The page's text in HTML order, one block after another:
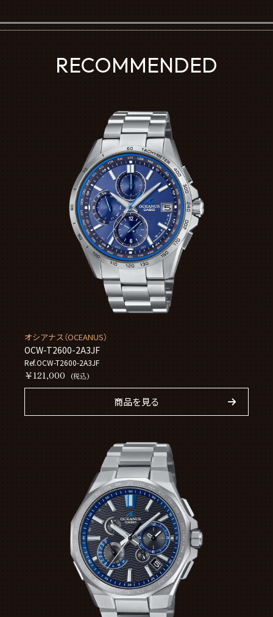
RECOMMENDED
オシアナス（OCEANUS）
OCW-T2600-2A3JF
Ref.OCW-T2600-2A3JF
￥121,000 (税込)
商品を見る